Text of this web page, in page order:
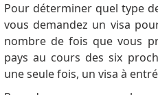
Pour déterminer quel type
vous demandez un visa
nombre de fois que vous
pays au cours des six
une seule fois, un visa à